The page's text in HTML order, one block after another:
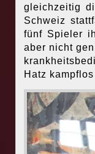
gleichzeitig
Schweiz
fünf Spieler
aber nicht
Hatz